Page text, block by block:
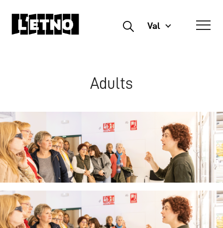
Buscar Val
Adults